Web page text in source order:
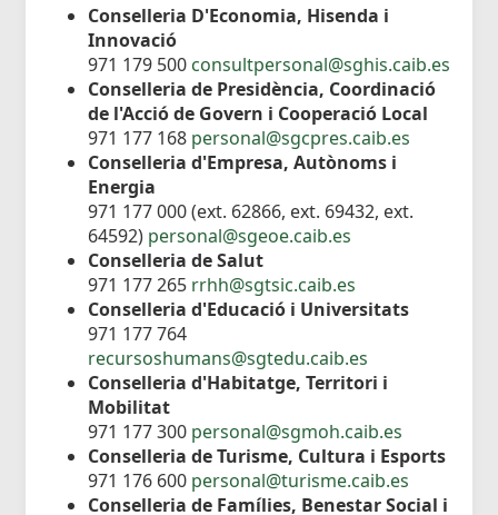
Conselleria D'Economia, Hisenda i
Innovació
971 179 500 consultpersonal@sghis.caib.es
Conselleria de Presidència, Coordinació
de l'Acció de Govern i Cooperació Local
971 177 168 personal@sgcpres.caib.es
Conselleria d'Empresa, Autònoms i
Energia
971 177 000 (ext. 62866, ext. 69432, ext.
64592) personal@sgeoe.caib.es
Conselleria de Salut
971 177 265 rrhh@sgtsic.caib.es
Conselleria d'Educació i Universitats
971 177 764
recursoshumans@sgtedu.caib.es
Conselleria d'Habitatge, Territori i
Mobilitat
971 177 300 personal@sgmoh.caib.es
Conselleria de Turisme, Cultura i Esports
971 176 600 personal@turisme.caib.es
Conselleria de Famílies, Benestar Social i